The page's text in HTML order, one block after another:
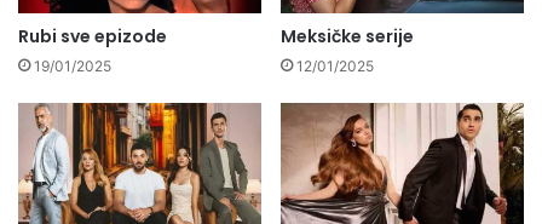
Rubi sve epizode
19/01/2025
Meksičke serije
12/01/2025